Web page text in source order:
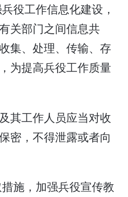
役工作信息化建设，
关部门之间信息共
集、处理、传输、存
为提高兵役工作质量
其工作人员应当对收
密，不得泄露或者向
施，加强兵役宣传教